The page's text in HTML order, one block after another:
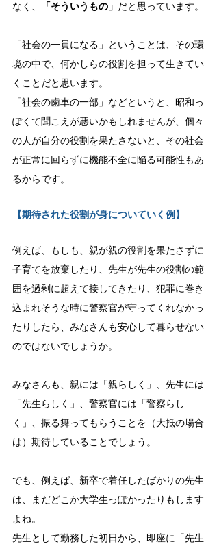
なく、
「そういうもの」 だと思っています。
「社会の一員になる」ということは、その環
境の中で、何かしらの役割を担って生きてい
くことだと思います。
「社会の歯車の一部」などというと、昭和っ
ぽくて聞こえが悪いかもしれませんが、個々
の人が自分の役割を果たさないと、その社会
が正常に回らずに機能不全に陥る可能性もあ
るからです。
【期待された役割が身についていく例】
例えば、もしも、親が親の役割を果たさずに
子育てを放棄したり、先生が先生の役割の範
囲を過剰に超えて接してきたり、犯罪に巻き
込まれそうな時に警察官が守ってくれなかっ
たりしたら、みなさんも安心して暮らせない
のではないでしょうか。
みなさんも、親には「親らしく」、先生には
「先生らしく」、警察官には「警察らし
く」、振る舞ってもらうことを（大抵の場合
は）期待していることでしょう。
でも、例えば、新卒で着任したばかりの先生
は、まだどこか大学生っぽかったりもします
よね。
先生として勤務した初日から、即座に「先生